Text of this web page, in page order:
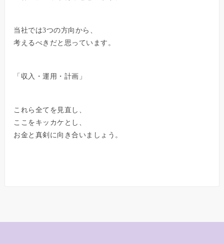
当社では3つの方向から、
考えるべきだと思っています。
「収入・運用・計画」
これら全てを見直し、
ここをキッカケとし、
お金と真剣に向き合いましょう。